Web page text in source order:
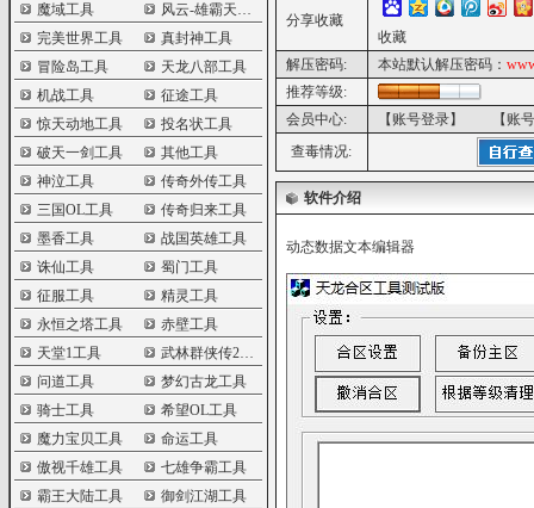
魔域工具
风云-雄霸天下工具
完美世界工具
真封神工具
冒险岛工具
天龙八部工具
机战工具
征途工具
惊天动地工具
投名状工具
破天一剑工具
其他工具
神泣工具
传奇外传工具
三国OL工具
传奇归来工具
墨香工具
战国英雄工具
诛仙工具
蜀门工具
征服工具
精灵工具
永恒之塔工具
赤壁工具
天堂1工具
武林群侠传2工具
问道工具
梦幻古龙工具
骑士工具
希望OL工具
魔力宝贝工具
命运工具
傲视千雄工具
七雄争霸工具
霸王大陆工具
御剑江湖工具
分享收藏
收藏
解压密码:
本站默认解压密码：
推荐等级:
会员中心:
【账号登录】
【账
查毒情况:
软件介绍
动态数据文本编辑器